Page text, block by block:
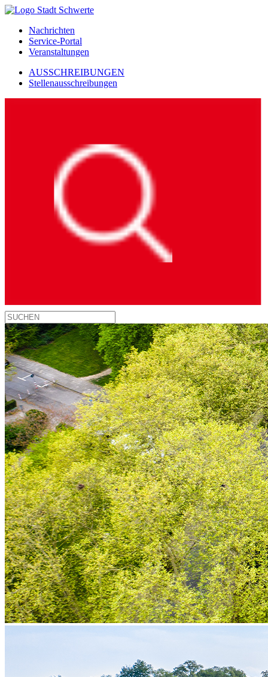
Nachrichten
Service-Portal
Veranstaltungen
AUSSCHREIBUNGEN
Stellenausschreibungen